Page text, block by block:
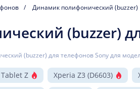
Динамик полифонический (buzzer)
(buzzer)
(buzzer) для телефонов Sony для
Z Xperia Z3 (D6603)